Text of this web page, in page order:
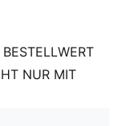
NUR MIT